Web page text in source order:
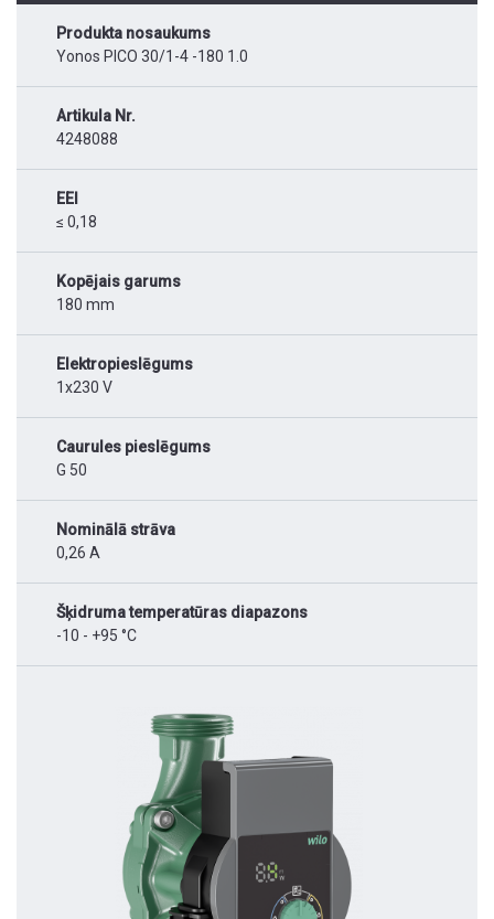
Produkta nosaukums
Yonos PICO 30/1-4 -180 1.0
Artikula Nr.
4248088
EEI
≤ 0,18
Kopējais garums
180 mm
Elektropieslēgums
1x230 V
Caurules pieslēgums
G 50
Nominālā strāva
0,26 A
Šķidruma temperatūras diapazons
-10 - +95 °C